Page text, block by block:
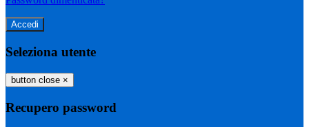
Seleziona utente
button close ×
Recupero password